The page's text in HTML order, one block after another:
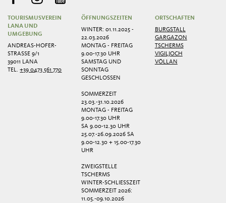
TOURISMUSVEREIN
LANA UND
UMGEBUNG
ANDREAS-HOFER-
STRASSE 9/1
39011 LANA
TEL.+39 0473 561 770
ÖFFNUNGSZEITEN
WINTER: 01.11.2025 -
22.03.2026
MONTAG - FREITAG
9.00-17.30 UHR
SAMSTAG UND
SONNTAG
GESCHLOSSEN
SOMMERZEIT
23.03.-31.10.2026
MONTAG - FREITAG
9.00-17.30 UHR
SA 9.00-12.30 UHR
25.07.-26.09.2026 SA
9.00-12.30 + 15.00-17.30
UHR
ZWEIGSTELLE
TSCHERMS
WINTER-SCHLIESSZEIT
SOMMERZEIT 2026:
11.05.-09.10.2026
ORTSCHAFTEN
BURGSTALL
GARGAZON
TSCHERMS
VIGILJOCH
VÖLLAN